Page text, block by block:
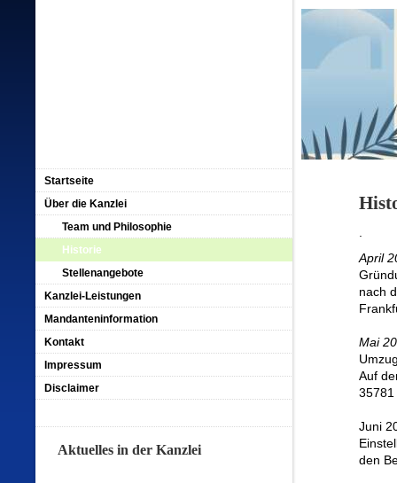
April
nach
Mai
Auf
Juni
den
Startseite
Über die Kanzlei
Team und Philosophie
Historie
Stellenangebote
Kanzlei-Leistungen
Mandanteninformation
Kontakt
Impressum
Disclaimer
Aktuelles in der Kanzlei